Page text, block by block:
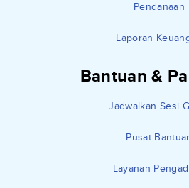
Pendanaan
Laporan
Bantuan &
Jadwalkan Sesi
Pusat
Layanan